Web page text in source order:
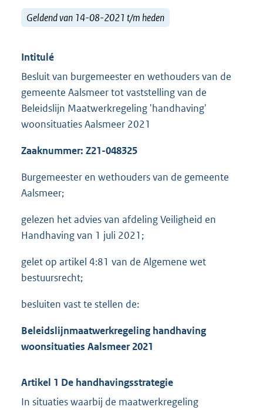
Geldend van 14-08-2021 t/m heden
Intitulé
Besluit van burgemeester en wethouders van de
gemeente Aalsmeer tot vaststelling van de
Beleidslijn Maatwerkregeling 'handhaving'
woonsituaties Aalsmeer 2021
Zaaknummer: Z21-048325
Burgemeester en wethouders van de gemeente
Aalsmeer;
gelezen het advies van afdeling Veiligheid en
Handhaving van 1 juli 2021;
gelet op artikel 4:81 van de Algemene wet
bestuursrecht;
besluiten vast te stellen de:
Beleidslijnmaatwerkregeling handhaving
woonsituaties Aalsmeer 2021
Artikel 1 De handhavingsstrategie
In situaties waarbij de maatwerkregeling